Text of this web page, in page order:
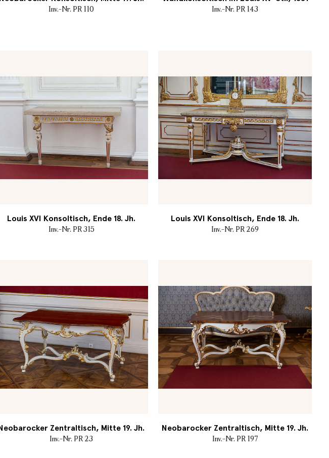
Inv.-Nr. PR 110 Inv.-Nr. PR 143
Louis XVI Konsoltisch, Ende 18. Jh.
Inv.-Nr. PR 315
Louis XVI Konsoltisch, Ende 18. Jh.
Inv.-Nr. PR 269
Zentraltisch, Mitte 19. Jh.
Inv.-Nr. PR 23
Neobarocker Zentraltisch, Mitte 19. Jh.
Inv.-Nr. PR 197